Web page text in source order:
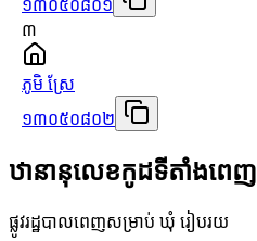
១៣០៥០៨០១
៣
ភូមិ ស្រែ
១៣០៥០៨០២
ឋានានុលេខកូដទីតាំងពេញ
ផ្លូវរដ្ឋបាលពេញសម្រាប់ ឃុំ រៀបរយ